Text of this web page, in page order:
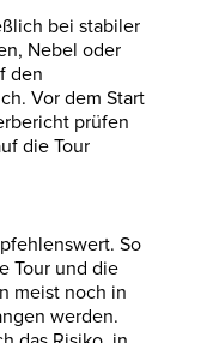
bei stabiler
Nebel oder
den
Vor dem Start
prüfen
die Tour
So
Tour und die
meist noch in
werden.